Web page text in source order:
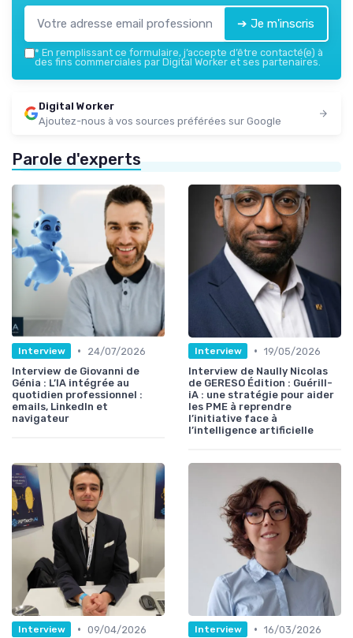
➔ Je m'inscris
* En remplissant ce formulaire, j’accepte d’être contacté(e) à
des fins commerciales par Digital Worker et ses partenaires.
Digital Worker
Ajoutez-nous à vos sources préférées sur Google
Parole d'experts
Interview •
24/07/2026
Interview de Giovanni de
Génia : L’IA intégrée au
quotidien professionnel :
emails, LinkedIn et
navigateur
Interview • 19/05/2026
Interview de Naully Nicolas
de GERESO Édition : Guérill-
iA : une stratégie pour aider
les PME à reprendre
l’initiative face à
l’intelligence artificielle
Interview • 09/04/2026
Interview • 16/03/2026